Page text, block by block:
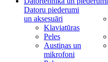
Datoru piederumi
un aksesuāri
Klaviatūras
Peles
Austiņas un
mikrofoni